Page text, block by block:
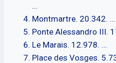
...
Montmartre. 20.342. ...
Ponte Alessandro III.
Le Marais. 12.978. ...
Place des Vosges.